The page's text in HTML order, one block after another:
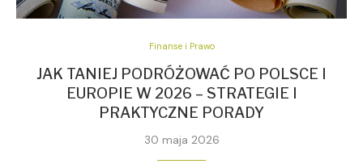
Finanse i Prawo
JAK TANIEJ PODRÓŻOWAĆ PO POLSCE I
EUROPIE W 2026 – STRATEGIE I
PRAKTYCZNE PORADY
30 maja 2026